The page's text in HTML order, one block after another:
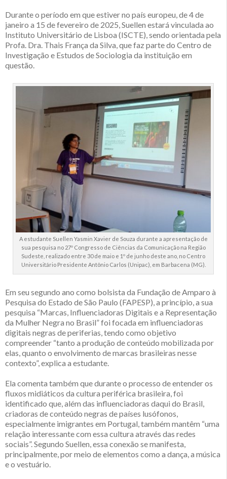
Durante o período em que estiver no país europeu, de 4 de
janeiro a 15 de fevereiro de 2025, Suellen estará vinculada ao
Instituto Universitário de Lisboa (ISCTE), sendo orientada pela
Profa. Dra. Thais França da Silva, que faz parte do Centro de
Investigação e Estudos de Sociologia da instituição em
questão.
A estudante Suellen Yasmin Xavier de Souza durante a apresentação de
sua pesquisa no 27º Congresso de Ciências da Comunicação na Região
Sudeste, realizado entre 30 de maio e 1º de junho deste ano, no Centro
Universitário Presidente Antônio Carlos (Unipac), em Barbacena (MG).
Em seu segundo ano como bolsista da Fundação de Amparo à
Pesquisa do Estado de São Paulo (FAPESP), a princípio, a sua
pesquisa “Marcas, Influenciadoras Digitais e a Representação
da Mulher Negra no Brasil” foi focada em influenciadoras
digitais negras de periferias, tendo como objetivo
compreender “tanto a produção de conteúdo mobilizada por
elas, quanto o envolvimento de marcas brasileiras nesse
contexto”, explica a estudante.
Ela comenta também que durante o processo de entender os
fluxos midiáticos da cultura periférica brasileira, foi
identificado que, além das influenciadoras daqui do Brasil,
criadoras de conteúdo negras de países lusófonos,
especialmente imigrantes em Portugal, também mantêm “uma
relação interessante com essa cultura através das redes
sociais”. Segundo Suellen, essa conexão se manifesta,
principalmente, por meio de elementos como a dança, a música
e o vestuário.